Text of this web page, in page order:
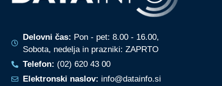
Delovni čas: Pon - pet: 8.00 - 16.00,
Sobota, nedelja in prazniki: ZAPRTO
Telefon: (02) 620 43 00
Elektronski naslov: info@datainfo.si